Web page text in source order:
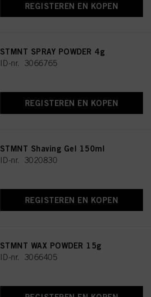
REGISTEREN EN KOPEN
STMNT SPRAY POWDER 4g
ID-nr. 3066765
REGISTEREN EN KOPEN
STMNT Shaving Gel 150ml
ID-nr. 3020830
REGISTEREN EN KOPEN
STMNT WAX POWDER 15g
ID-nr. 3066405